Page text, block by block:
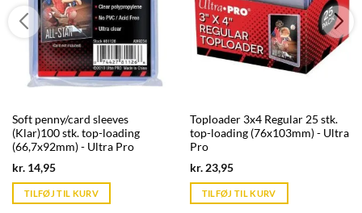
Soft penny/card sleeves
(Klar)100 stk. top-loading
(66,7x92mm) - Ultra Pro
kr. 14,95Current
is:
kr. 39,95.
TILFØJ TIL KURV
Toploader 3x4 Regular 25 stk.
top-loading (76x103mm) - Ultra
Pro
kr.23,95Current
is:
kr. 39,95.
TILFØJ TIL KURV